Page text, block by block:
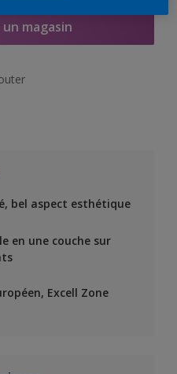
magasin
bel aspect esthétique
en une couche sur
Excell Zone